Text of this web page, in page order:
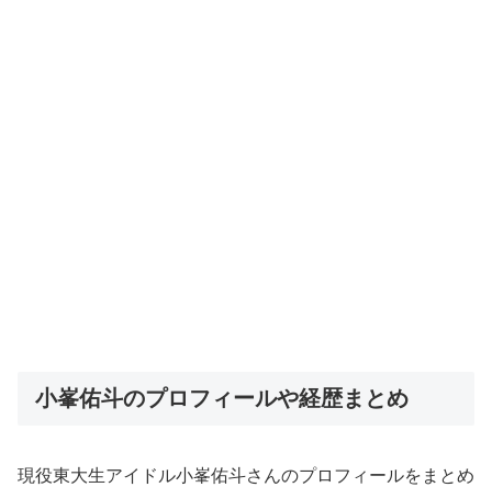
小峯佑斗のプロフィールや経歴まとめ
現役東大生アイドル小峯佑斗さんのプロフィールをまとめ